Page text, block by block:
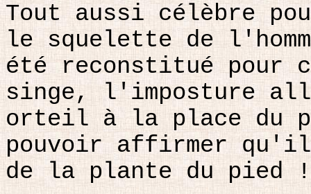
Tout aussi célèbre
le squelette de
été reconstitué pour
singe, l'imposture
orteil à la place du
pouvoir affirmer
de la plante du pied !